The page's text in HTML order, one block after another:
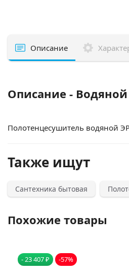
Описание
Описание -
Полотенцесушитель водяной
Также ищут
Сантехника бытовая
Похожие товары
- 23 407 ₽ -57%